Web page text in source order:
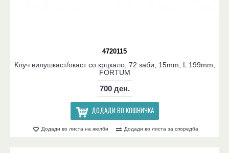
4720115
Клуч вилушкаст/окаст со крцкало, 72 заби, 15mm, L 199mm,
FORTUM
700 ден.
ДОДАДИ ВО КОШНИЧКА
Додади во листа на желби Додади во листа за споредба